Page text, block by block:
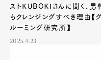
ストKUBOKIさんに聞く、男
もクレンジングすべき理由【グ
ルーミング研究所】
2025.4.23